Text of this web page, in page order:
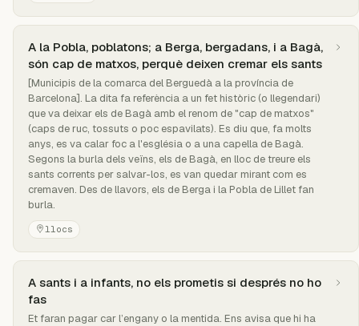
A la Pobla, poblatons; a Berga, bergadans, i a Bagà,
són cap de matxos, perquè deixen cremar els sants
[Municipis de la comarca del Berguedà a la província de
Barcelona]. La dita fa referència a un fet històric (o llegendari)
que va deixar els de Bagà amb el renom de "cap de matxos"
(caps de ruc, tossuts o poc espavilats). Es diu que, fa molts
anys, es va calar foc a l'església o a una capella de Bagà.
Segons la burla dels veïns, els de Bagà, en lloc de treure els
sants corrents per salvar-los, es van quedar mirant com es
cremaven. Des de llavors, els de Berga i la Pobla de Lillet fan
burla.
llocs
A sants i a infants, no els prometis si després no ho
fas
Et faran pagar car l’engany o la mentida. Ens avisa que hi ha